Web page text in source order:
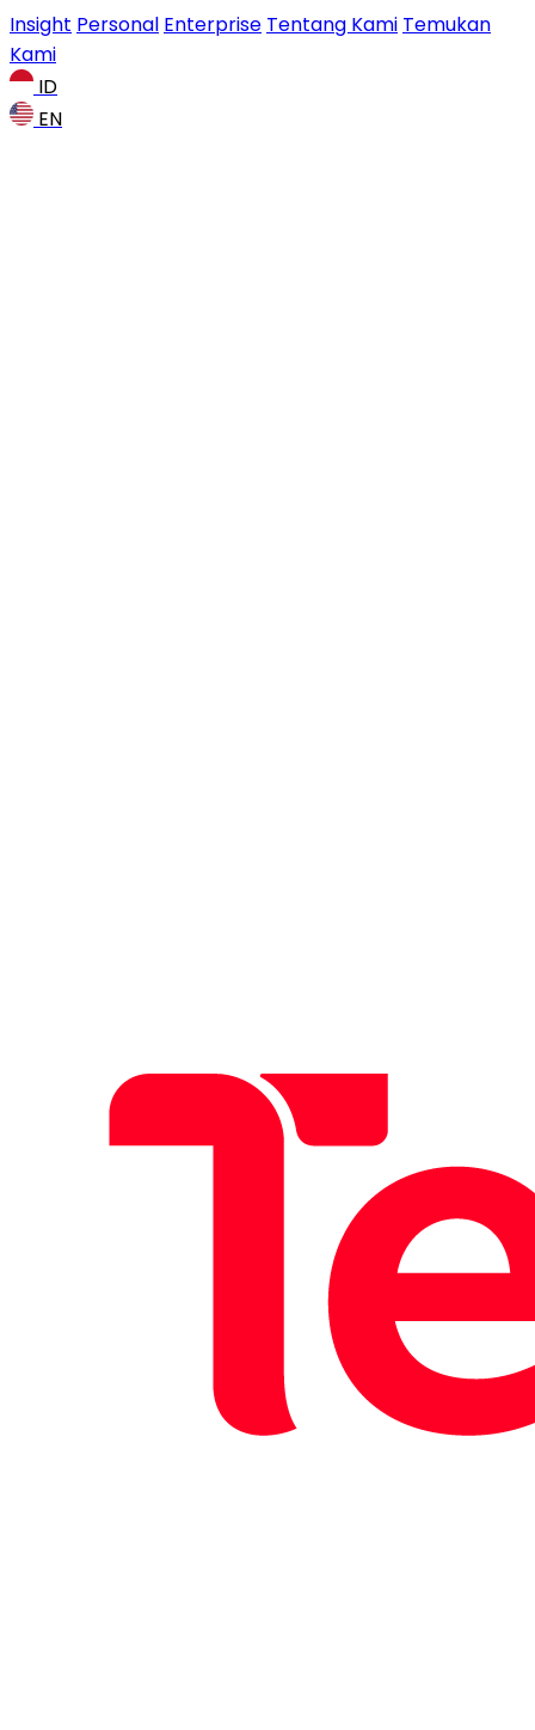
Insight Personal Enterprise Tentang Kami Temukan
Kami
ID
EN